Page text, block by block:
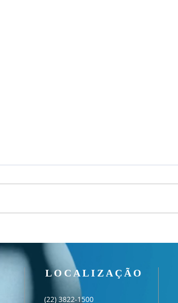
LOCALIZAÇÃO
(22) 3822-1500